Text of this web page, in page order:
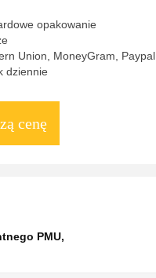
opakowanie
Union, MoneyGram, Paypal
dziennie
cenę
PMU,